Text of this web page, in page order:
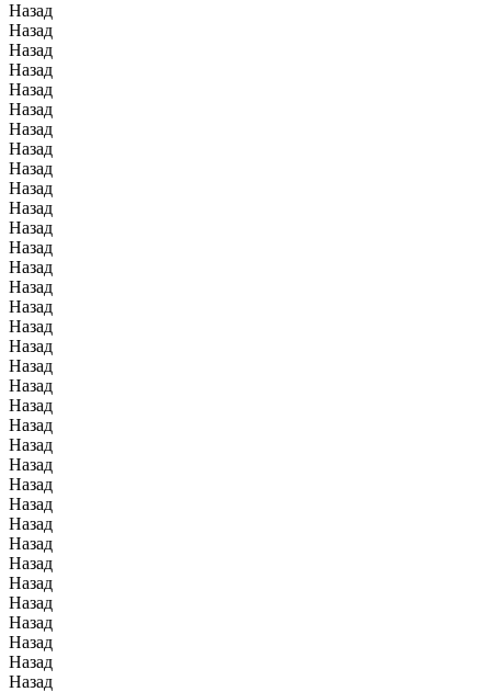
Назад
Назад
Назад
Назад
Назад
Назад
Назад
Назад
Назад
Назад
Назад
Назад
Назад
Назад
Назад
Назад
Назад
Назад
Назад
Назад
Назад
Назад
Назад
Назад
Назад
Назад
Назад
Назад
Назад
Назад
Назад
Назад
Назад
Назад
Назад